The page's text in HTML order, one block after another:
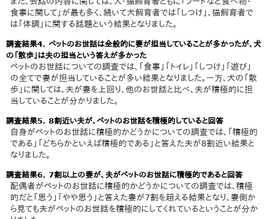
食事に関して」が最も多く、続いて犬飼育者では「しつけ」、猫飼育者で
は「体調」に関する話題という結果となりました。
調査結果4. ペットのお世話は全般的に妻が担当していることが多かったが、犬
の「散歩」は夫の担当という答えが多かった
ペットのお世話についての調査では、「食事」「トイレ」「しつけ」「遊び」
の全てで妻が担当していることが多い結果となりました。一方、犬の「散
歩」に関しては、夫が妻を上回り、他のお世話と比べ、夫が積極的に担
当していることが分かりました。
調査結果5. 8割近い夫が、ペットのお世話を積極的していると回答
自身がペットのお世話に積極的かどうかについての調査では、「積極的
である」「どちらかといえば積極的である」と答えた夫が8割近い結果と
なりました。
調査結果6. 7割以上の妻が、夫がペットのお世話に積極的であると回答
配偶者がペットのお世話に積極的かどうかについての調査では、積極
的だと「思う」「やや思う」と答えた妻が7割を超える結果となり、妻側か
ら見ても夫がペットのお世話を積極的にしてくれているということが分か